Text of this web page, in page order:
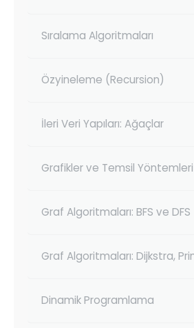
Sıralama Algoritmaları
Özyineleme (Recursion)
İleri Veri Yapıları: Ağaçlar
Grafikler ve Temsil Yöntemleri
Graf Algoritmaları: BFS ve DFS
Graf Algoritmaları: Dijkstra,
Dinamik Programlama